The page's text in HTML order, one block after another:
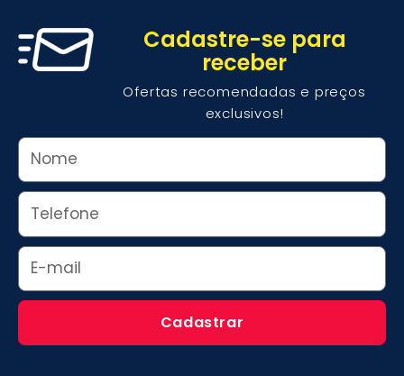
Cadastre-se para
receber
Ofertas recomendadas e preços
exclusivos!
Nome
Whats
Email
Cadastrar